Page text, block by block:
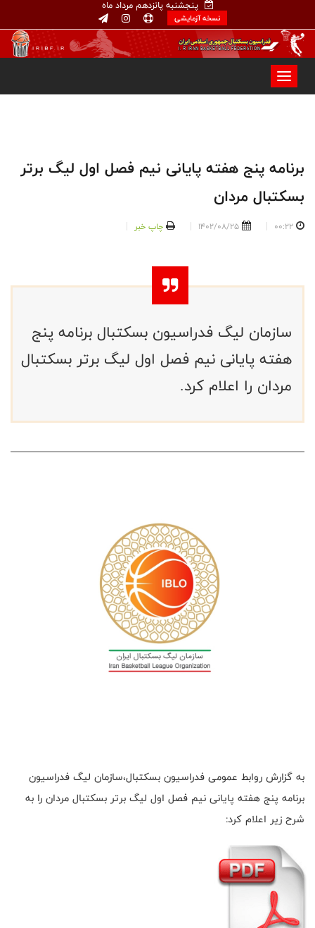
پنجشنبه پانزدهم مرداد ماه
نسخه آزمایشی
برنامه پنج هفته پایانی نیم فصل اول لیگ برتر
بسکتبال مردان
00:22
1402/08/25 چاپ خبر
سازمان لیگ فدراسیون بسکتبال برنامه پنج
هفته پایانی نیم فصل اول لیگ برتر بسکتبال
مردان را اعلام کرد.
به گزارش روابط عمومی فدراسیون بسکتبال،سازمان لیگ فدراسیون
برنامه پنج هفته پایانی نیم فصل اول لیگ برتر بسکتبال مردان را به
شرح زیر اعلام کرد: